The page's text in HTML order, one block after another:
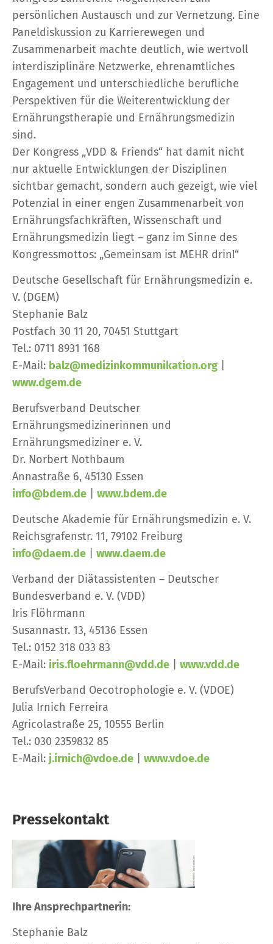
persönlichen Austausch und zur Vernetzung. Eine
Paneldiskussion zu Karrierewegen und
Zusammenarbeit machte deutlich, wie wertvoll
interdisziplinäre Netzwerke, ehrenamtliches
Engagement und unterschiedliche berufliche
Perspektiven für die Weiterentwicklung der
Ernährungstherapie und Ernährungsmedizin
sind.
Der Kongress „VDD & Friends“ hat damit nicht
nur aktuelle Entwicklungen der Disziplinen
sichtbar gemacht, sondern auch gezeigt, wie viel
Potenzial in einer engen Zusammenarbeit von
Ernährungsfachkräften, Wissenschaft und
Ernährungsmedizin liegt – ganz im Sinne des
Kongressmottos: „Gemeinsam ist MEHR drin!“
Deutsche Gesellschaft für Ernährungsmedizin e.
V. (DGEM)
Stephanie Balz
Postfach 30 11 20, 70451 Stuttgart
Tel.: 0711 8931 168
E-Mail: balz@medizinkommunikation.org
www.dgem.de
Berufsverband Deutscher
Ernährungsmedizinerinnen und
Ernährungsmediziner e. V.
Dr. Norbert Nothbaum
Annastraße 6, 45130 Essen
info@bdem.de
www.bdem.de
Deutsche Akademie für Ernährungsmedizin e. V.
Reichsgrafenstr. 11, 79102 Freiburg
info@daem.de
www.daem.de
Verband der Diätassistenten – Deutscher
Bundesverband e. V. (VDD)
Iris Flöhrmann
Susannastr. 13, 45136 Essen
Tel.: 0152 318 033 83
E-Mail: iris.floehrmann@vdd.de www.vdd.de
BerufsVerband Oecotrophologie e. V. (VDOE)
Julia Irnich Ferreira
Agricolastraße 25, 10555 Berlin
Tel.: 030 2359832 85
E-Mail: j.irnich@vdoe.de www.vdoe.de
Pressekontakt
Ihre Ansprechpartnerin:
Stephanie Balz